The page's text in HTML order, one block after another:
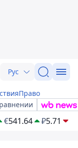
Рус
Право
€541.64 ₽5.71